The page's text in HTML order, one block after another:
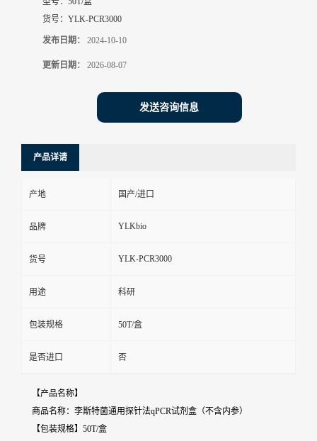
货号： YLK-PCR3000
发布日期： 2024-10-10
更新日期： 2026-08-07
发送咨询信息
产品详请
产地 国产/进口
品牌 YLKbio
货号 YLK-PCR3000
用途 科研
包装规格 50T/盒
是否进口 否
【产品名称】
商品名称：李斯特菌通用探针法qPCR试剂盒（不含内参）
【包装规格】50T/盒